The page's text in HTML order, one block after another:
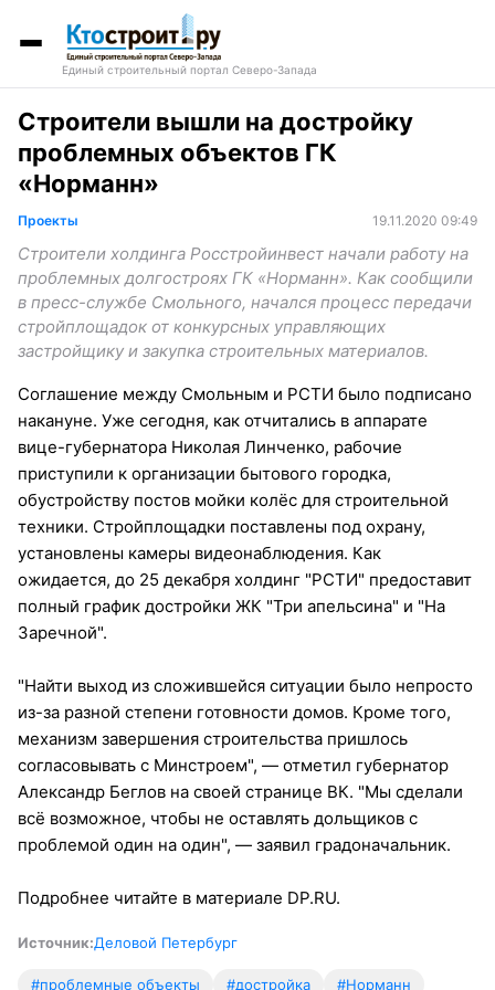
Единый строительный портал Северо-Запада
Строители вышли на достройку
проблемных объектов ГК
«Норманн»
Проекты 19.11.2020 09:49
Строители холдинга Росстройинвест начали работу на
проблемных долгостроях ГК «Норманн». Как сообщили
в пресс-службе Смольного, начался процесс передачи
стройплощадок от конкурсных управляющих
застройщику и закупка строительных материалов.
Соглашение между Смольным и РСТИ было подписано
накануне. Уже сегодня, как отчитались в аппарате
вице-губернатора Николая Линченко, рабочие
приступили к организации бытового городка,
обустройству постов мойки колёс для строительной
техники. Стройплощадки поставлены под охрану,
установлены камеры видеонаблюдения. Как
ожидается, до 25 декабря холдинг "РСТИ" предоставит
полный график достройки ЖК "Три апельсина" и "На
Заречной".
"Найти выход из сложившейся ситуации было непросто
из-за разной степени готовности домов. Кроме того,
механизм завершения строительства пришлось
согласовывать с Минстроем", — отметил губернатор
Александр Беглов на своей странице ВК. "Мы сделали
всё возможное, чтобы не оставлять дольщиков с
проблемой один на один", — заявил градоначальник.
Подробнее читайте в материале DP.RU.
Источник:Деловой Петербург
#проблемные объекты #достройка #Норманн